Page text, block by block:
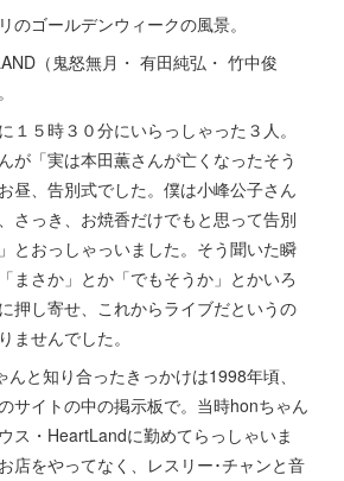
のゴールデンウィークの風景。
（鬼怒無月・ 有田純弘・ 竹中俊
１５時３０分にいらっしゃった３人。
が「実は本田薫さんが亡くなったそう
昼、告別式でした。僕は小峰公子さん
さっき、お焼香だけでもと思って告別
とおっしゃっいました。そう聞いた瞬
まさか」とか「でもそうか」とかいろ
押し寄せ、これからライブだというの
ませんでした。
と知り合ったきっかけは1998年頃、
サイトの中の掲示板で。当時honちゃん
ス・HeartLandに勤めてらっしゃいま
店をやってなく、レスリー･チャンと音